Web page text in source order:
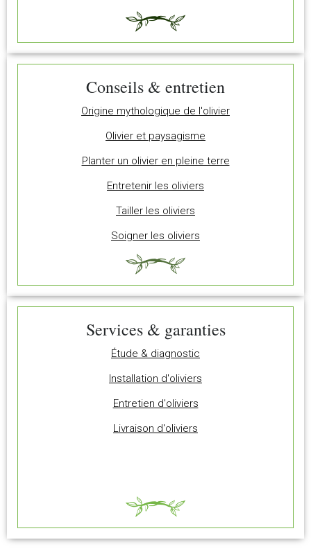
Conseils & entretien
Origine mythologique de l'olivier
Olivier et paysagisme
Planter un olivier en pleine terre
Entretenir les oliviers
Tailler les oliviers
Soigner les oliviers
Services & garanties
Étude & diagnostic
Installation d'oliviers
Entretien d'oliviers
Livraison d'oliviers